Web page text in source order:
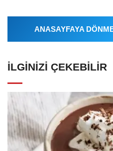
ANASAYFAYA
İLGINIZI ÇEKEBILIR